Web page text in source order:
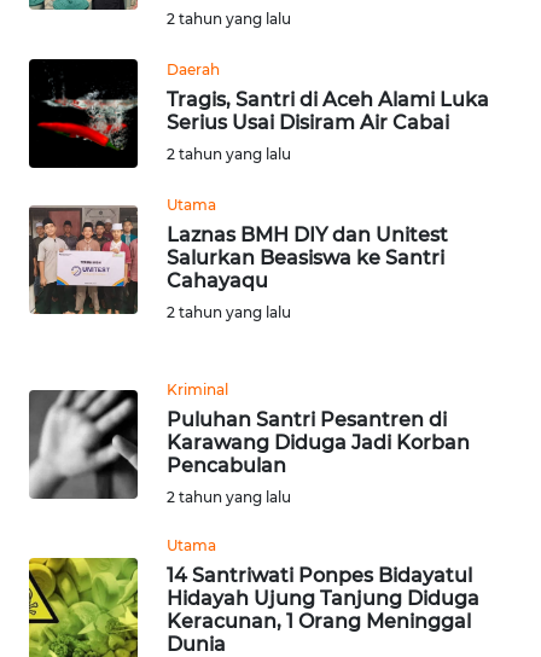
2 tahun yang lalu
Daerah
Tragis, Santri di Aceh Alami Luka
Serius Usai Disiram Air Cabai
2 tahun yang lalu
Utama
Laznas BMH DIY dan Unitest
Salurkan Beasiswa ke Santri
Cahayaqu
2 tahun yang lalu
Kriminal
Puluhan Santri Pesantren di
Karawang Diduga Jadi Korban
Pencabulan
2 tahun yang lalu
Utama
14 Santriwati Ponpes Bidayatul
Hidayah Ujung Tanjung Diduga
Keracunan, 1 Orang Meninggal
Dunia
GORONTALO
WN
SULUT
WN
MALUKU
WN
WN
DAIRI
WN
WN
NIAS